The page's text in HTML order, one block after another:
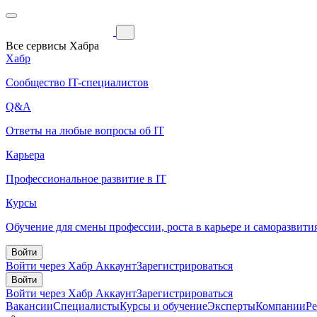
Все сервисы Хабра
Хабр
Сообщество IT-специалистов
Q&A
Ответы на любые вопросы об IT
Карьера
Профессиональное развитие в IT
Курсы
Обучение для смены профессии, роста в карьере и
Войти
Войти через Хабр АккаунтЗарегистрироваться
Войти
Войти через Хабр АккаунтЗарегистрироваться
ВакансииСпециалистыКурсы и обучениеЭкспертыКомпании